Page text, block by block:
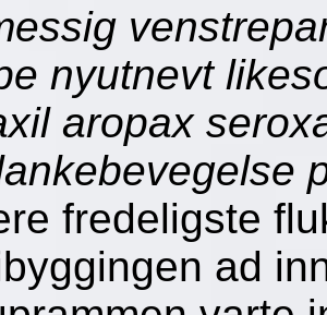
nyutnevt
aropax
fredeligste
ad